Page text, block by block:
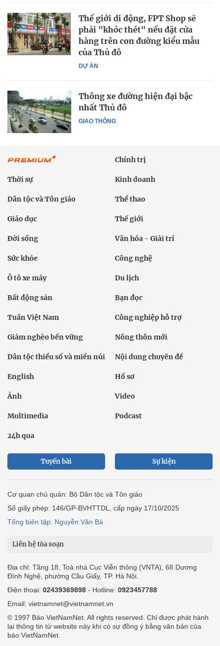
DỰ ÁN
Thế giới di động, FPT Shop sẽ
phải "khóc thét" nếu đặt cửa
hàng trên con đường kiểu mẫu
của Thủ đô
GIAO THÔNG
Thông xe đường hiện đại bậc
nhất Thủ đô
Chính trị
Thời sự Kinh doanh
Dân tộc và Tôn giáo Thể thao
Giáo dục Thế giới
Đời sống Văn hóa - Giải trí
Sức khỏe Công nghệ
Ô tô xe máy Du lịch
Bất động sản Bạn đọc
Tuần Việt Nam Công nghiệp hỗ trợ
Giảm nghèo bền vững Nông thôn mới
Dân tộc thiểu số và miền núi Nội dung chuyên đề
English Hồ sơ
Ảnh Video
Multimedia Podcast
24h qua
Tuyến bài Sự kiện
Cơ quan chủ quản: Bộ Dân tộc và Tôn giáo
Số giấy phép: 146/GP-BVHTTDL, cấp ngày 17/10/2025
Tổng biên tập: Nguyễn Văn Bá
Liên hệ tòa soạn
Địa chỉ: Tầng 18, Toà nhà Cục Viễn thông (VNTA), 68 Dương
Đình Nghệ, phường Cầu Giấy, TP. Hà Nội.
Điện thoại: 02439369898 - Hotline: 0923457788
Email: vietnamnet@vietnamnet.vn
© 1997 Báo VietNamNet. All rights reserved. Chỉ được phát hành
lại thông tin từ website này khi có sự đồng ý bằng văn bản của
báo VietNamNet.